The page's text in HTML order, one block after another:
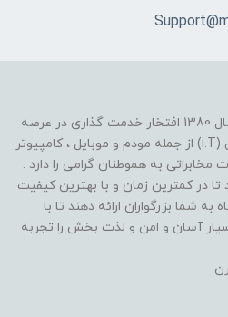
فروشگاه موبایل آی تی تل از سال 1380 افتخار خدمت گذاری در عرصه
تولید و توزیع محصولات آی تی (i.T) از جمله مودم و موبایل ، کامپیوتر
مخابراتی به هموطنان گرامی را دارد .
تا در کمترین زمان و با بهترین کیفیت
شما بزرگواران ارائه دهند تا با
آسان و امن و لذت بخش را تجربه